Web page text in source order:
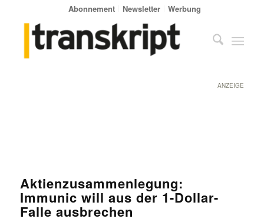
Abonnement Newsletter Werbung
ANZEIGE
Aktienzusammenlegung:
Immunic will aus der 1-Dollar-
Falle ausbrechen